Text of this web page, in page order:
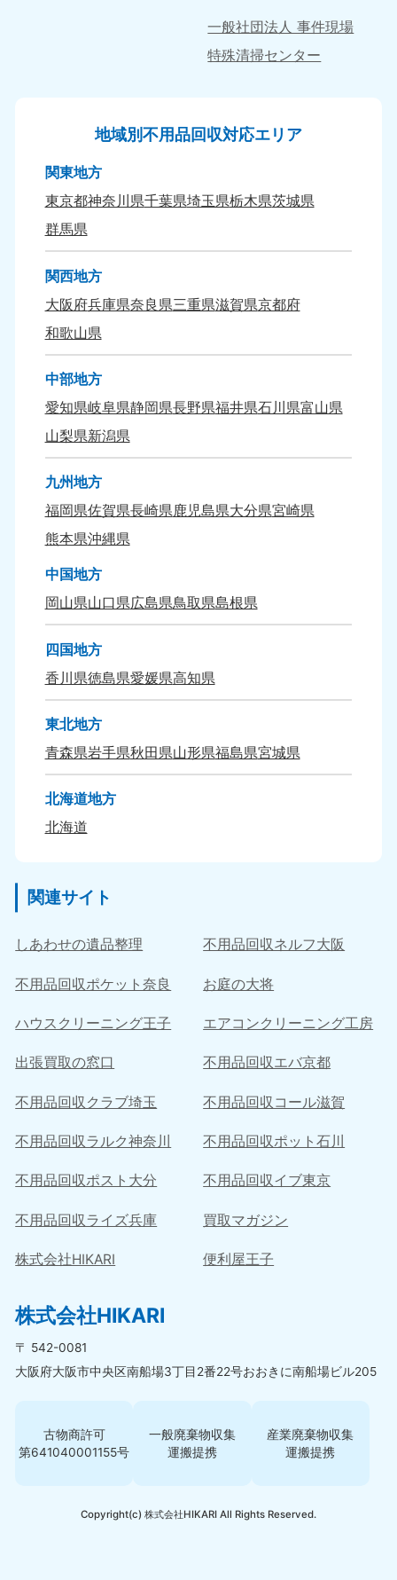
高知県
050-1880-9897
9:00〜19:00 年中無休
福岡県
050-1880-9895
9:00〜19:00 年中無休
佐賀県
050-1880-9894
長崎県
050-1880-9891
9:00〜19:00 年中無休
鹿児島県
9:00〜19:00 年中無休
大分県
050-1880-9893
9:00〜19:00 年中無休
050-1880-9890
050-1880-9892
9:00〜19:00 年中無休 9:00〜19:00 年中無休
一般社団法人 事件現場
特殊清掃センター
地域別不用品回収対応エリア
関東地方
東京都神奈川県千葉県埼玉県栃木県茨城県
群馬県
関西地方
大阪府兵庫県奈良県三重県滋賀県京都府
和歌山県
中部地方
愛知県岐阜県静岡県長野県福井県石川県富山県
山梨県新潟県
九州地方
福岡県佐賀県長崎県鹿児島県大分県宮崎県
熊本県沖縄県
中国地方
岡山県山口県広島県鳥取県島根県
四国地方
香川県徳島県愛媛県高知県
東北地方
青森県岩手県秋田県山形県福島県宮城県
北海道地方
北海道
関連サイト
しあわせの遺品整理 不用品回収ネルフ大阪
不用品回収ポケット奈良 お庭の大将
ハウスクリーニング王子 エアコンクリーニング工房
出張買取の窓口 不用品回収エバ京都
不用品回収クラブ埼玉 不用品回収コール滋賀
不用品回収ラルク神奈川 不用品回収ポット石川
不用品回収ポスト大分 不用品回収イブ東京
不用品回収ライズ兵庫 買取マガジン
株式会社HIKARI 便利屋王子
株式会社HIKARI
〒 542-0081
大阪府大阪市中央区南船場3丁目2番22号おおきに南船場ビル205
古物商許可
第641040001155号
一般廃棄物収集
運搬提携
産業廃棄物収集
運搬提携
Copyright(c) 株式会社HIKARI All Rights Reserved.